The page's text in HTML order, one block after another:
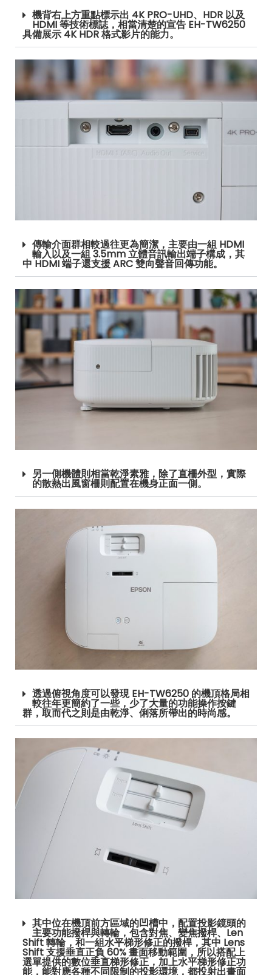
機背右上方重點標示出 4K PRO-UHD、HDR 以及
HDMI 等技術標誌，相當清楚的宣告 EH-TW6250
具備展示 4K HDR 格式影片的能力。
傳輸介面群相較過往更為簡潔，主要由一組 HDMI
輸入以及一組 3.5mm 立體音訊輸出端子構成，其
中 HDMI 端子還支援 ARC 雙向聲音回傳功能。
另一側機體則相當乾淨素雅，除了直柵外型，實際
的散熱出風窗柵則配置在機身正面一側。
透過俯視角度可以發現 EH-TW6250 的機頂格局相
較往年更簡約了一些，少了大量的功能操作按鍵
群，取而代之則是由乾淨、俐落所帶出的時尚感。
其中位在機頂前方區域的凹槽中，配置投影鏡頭的
主要功能撥桿與轉輪，包含對焦、變焦撥桿、Len
Shift 轉輪，和一組水平梯形修正的撥桿，其中 Lens
Shift 支援垂直正負 60% 畫面移動範圍，所以搭配上
選單提供的數位垂直梯形修正，加上水平梯形修正功
能，能對應各種不同限制的投影環境，都投射出畫面